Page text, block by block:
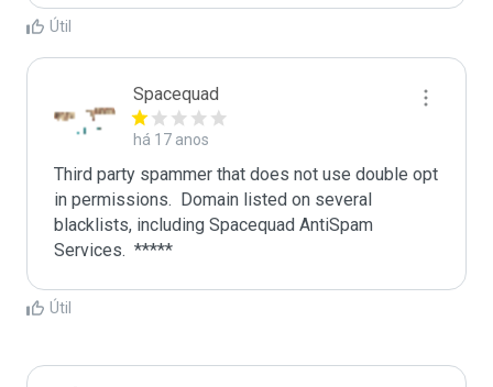
Útil
Spacequad
há 17 anos
Third party spammer that does not use double opt
in permissions.  Domain listed on several
blacklists, including Spacequad AntiSpam
Útil